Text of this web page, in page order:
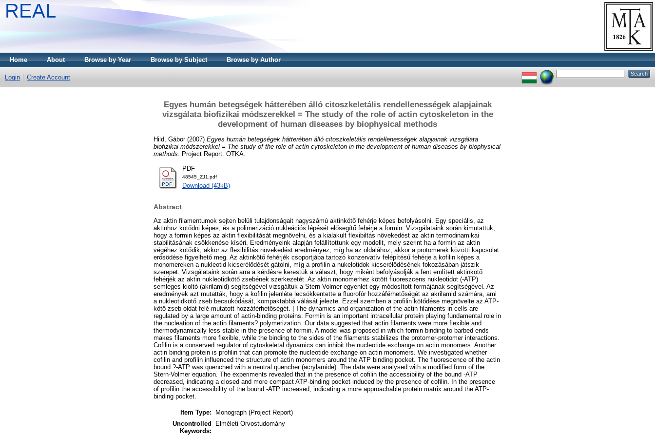
REAL
Home About Browse by Year Browse by Subject Browse by Author
Login Create Account
Egyes humán betegségek hátterében álló citoszkeletális rendellenességek alapjainak
vizsgálata biofizikai módszerekkel = The study of the role of actin cytoskeleton in the
development of human diseases by biophysical methods
Hild, Gábor(2007) Egyes humán betegségek hátterében álló citoszkeletális rendellenességek alapjainak vizsgálata
biofizikai módszerekkel = The study of the role of actin cytoskeleton in the development of human diseases by biophysical
methods.
Project Report. OTKA.
PDF
48545_ZJ1.pdf
Download (43kB)
Abstract
Az aktin filamentumok sejten belüli tulajdonságait nagyszámú aktinkötő fehérje képes befolyásolni. Egy speciális, az
aktinhoz kötődni képes, és a polimerizáció nukleációs lépését elősegítő fehérje a formin. Vizsgálataink során kimutattuk,
hogy a formin képes az aktin flexibilitását megnövelni, és a kialakult flexibiltás növekedést az aktin termodinamikai
stabilitásának csökkenése kíséri. Eredményeink alapján felállítottunk egy modellt, mely szerint ha a formin az aktin
végéhez kötődik, akkor az flexibilitás növekedést eredményez, míg ha az oldalához, akkor a protomerek közötti kapcsolat
erősödése figyelhető meg. Az aktinkötő fehérjék csoportjába tartozó konzervatív felépítésű fehérje a kofilin képes a
monomereken a nukleotid kicserélődését gátolni, míg a profilin a nukelotidok kicserélődésének fokozásában játszik
szerepet. Vizsgálataink során arra a kérdésre kerestük a választ, hogy miként befolyásolják a fent említett aktinkötő
fehérjék az aktin nukleotidkötő zsebének szerkezetét. Az aktin monomerhez kötött fluoreszcens nukleotidot (-ATP)
semleges kioltó (akrilamid) segítségével vizsgáltuk a Stern-Volmer egyenlet egy módosított formájának segítségével. Az
eredmények azt mutatták, hogy a kofilin jelenléte lecsökkentette a fluorofór hozzáférhetőségét az akrilamid számára, ami
a nukleotidkötő zseb becsukódását, kompaktabbá válását jelezte. Ezzel szemben a profilin kötődése megnövelte az ATP-
kötő zseb oldat felé mutatott hozzáférhetőségét. | The dynamics and organization of the actin filaments in cells are
regulated by a large amount of actin-binding proteins. Formin is an important intracellular protein playing fundamental role in
the nucleation of the actin filaments? polymerization. Our data suggested that actin filaments were more flexible and
thermodynamically less stable in the presence of formin. A model was proposed in which formin binding to barbed ends
makes filaments more flexible, while the binding to the sides of the filaments stabilizes the protomer-protomer interactions.
Cofilin is a conserved regulator of cytoskeletal dynamics can inhibit the nucleotide exchange on actin monomers. Another
actin binding protein is profilin that can promote the nucleotide exchange on actin monomers. We investigated whether
cofilin and profilin influenced the structure of actin monomers around the ATP binding pocket. The fluorescence of the actin
bound ?-ATP was quenched with a neutral quencher (acrylamide). The data were analysed with a modified form of the
Stern-Volmer equation. The experiments revealed that in the presence of cofilin the accessibility of the bound -ATP
decreased, indicating a closed and more compact ATP-binding pocket induced by the presence of cofilin. In the presence
of profilin the accessibility of the bound -ATP increased, indicating a more approachable protein matrix around the ATP-
binding pocket.
Item Type:
Monograph (Project Report)
Uncontrolled
Keywords:
Elméleti Orvostudomány